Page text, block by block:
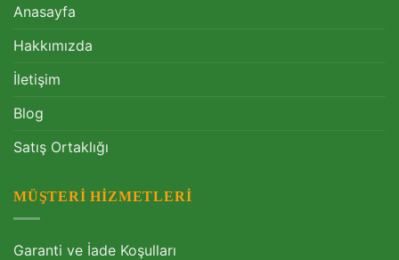
Anasayfa
Hakkımızda
İletişim
Blog
Satış Ortaklığı
MÜŞTERI HIZMETLERI
Garanti ve İade Koşulları